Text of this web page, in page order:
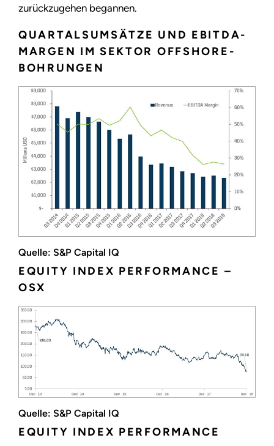
zurückzugehen begannen.
QUARTALSUMSÄTZE UND EBITDA-
MARGEN IM SEKTOR OFFSHORE-
BOHRUNGEN
Quelle: S&P Capital IQ
EQUITY INDEX PERFORMANCE –
OSX
Quelle: S&P Capital IQ
EQUITY INDEX PERFORMANCE